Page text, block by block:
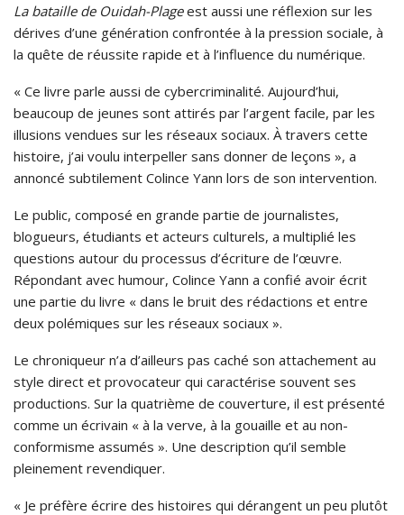
La bataille de Ouidah-Plageest aussi une réflexion sur les
dérives d’une génération confrontée à la pression sociale, à
la quête de réussite rapide et à l’influence du numérique.
« Ce livre parle aussi de cybercriminalité. Aujourd’hui,
beaucoup de jeunes sont attirés par l’argent facile, par les
illusions vendues sur les réseaux sociaux. À travers cette
histoire, j’ai voulu interpeller sans donner de leçons », a
annoncé subtilement Colince Yann lors de son intervention.
Le public, composé en grande partie de journalistes,
blogueurs, étudiants et acteurs culturels, a multiplié les
questions autour du processus d’écriture de l’œuvre.
Répondant avec humour, Colince Yann a confié avoir écrit
une partie du livre « dans le bruit des rédactions et entre
deux polémiques sur les réseaux sociaux ».
Le chroniqueur n’a d’ailleurs pas caché son attachement au
style direct et provocateur qui caractérise souvent ses
productions. Sur la quatrième de couverture, il est présenté
comme un écrivain « à la verve, à la gouaille et au non-
conformisme assumés ». Une description qu’il semble
pleinement revendiquer.
« Je préfère écrire des histoires qui dérangent un peu plutôt